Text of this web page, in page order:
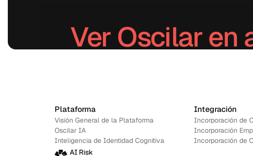
Ver Oscilar en
Plataforma
Visión General de la Plataforma
Oscilar IA
Inteligencia de Identidad Cognitiva
Integración
Incorporación de
Incorporación
Incorporación de